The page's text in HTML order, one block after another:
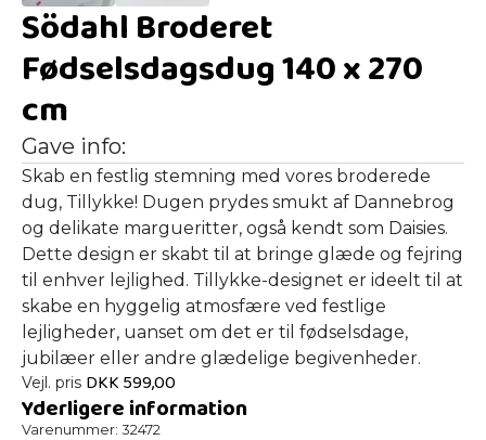
Södahl Broderet
Fødselsdagsdug 140 x 270
cm
Gave info:
Skab en festlig stemning med vores broderede
dug, Tillykke! Dugen prydes smukt af Dannebrog
og delikate margueritter, også kendt som Daisies.
Dette design er skabt til at bringe glæde og fejring
til enhver lejlighed. Tillykke-designet er ideelt til at
skabe en hyggelig atmosfære ved festlige
lejligheder, uanset om det er til fødselsdage,
jubilæer eller andre glædelige begivenheder.
Vejl. pris DKK 599,00
Yderligere information
Varenummer: 32472